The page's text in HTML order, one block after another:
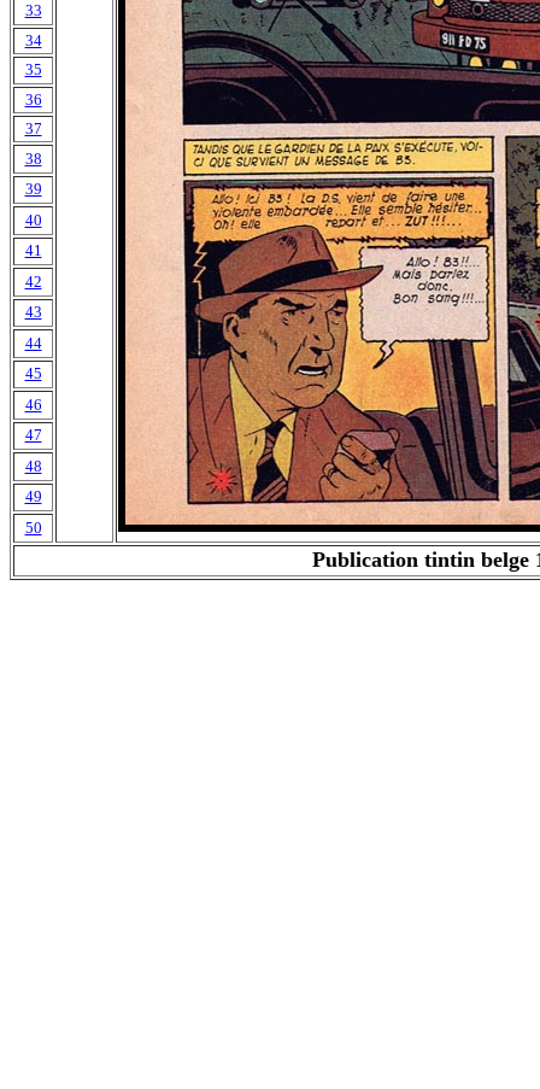
33
34
35
36
37
38
39
40
41
42
43
44
45
46
47
48
49
50
Publication tintin belge